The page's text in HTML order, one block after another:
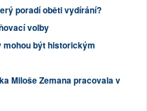
poradí oběti vydírání?
volby
mohou být historickým
Miloše Zemana pracovala v